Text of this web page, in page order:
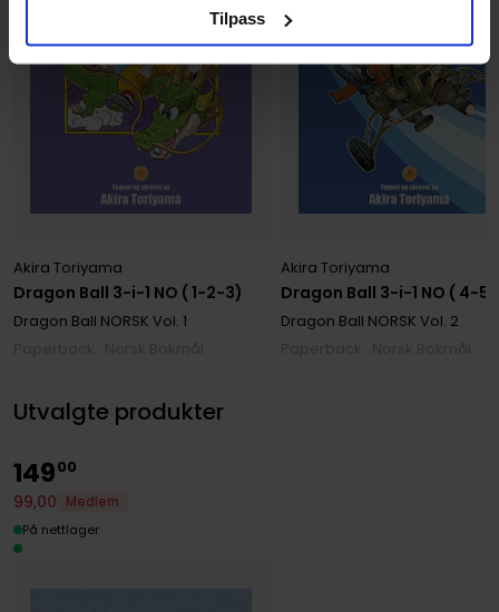
Tilpass
Dragon Ball 3-i-1 NO ( 1-2-3)
Akira Toriyama
Dragon Ball NORSK Vol. 1
Dragon Ball 3-i-1 NO ( 4-
Akira Toriyama
Dragon Ball NORSK Vol. 2
Utvalgte produkter
14900
99,00
Medlem
På nettlager